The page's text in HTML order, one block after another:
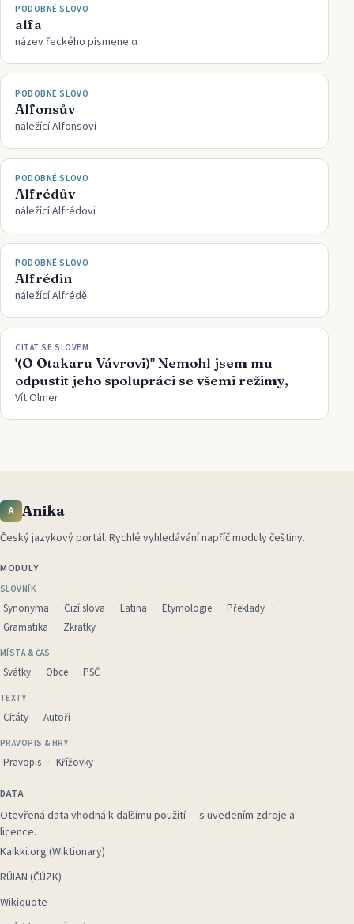
PODOBNÉ SLOVO
alfa
název řeckého písmene α
PODOBNÉ SLOVO
Alfonsův
náležící Alfonsovi
PODOBNÉ SLOVO
Alfrédův
náležící Alfrédovi
PODOBNÉ SLOVO
Alfrédin
náležící Alfrédě
CITÁT SE SLOVEM
'(O Otakaru Vávrovi)'' Nemohl jsem mu
odpustit jeho spolupráci se všemi režimy,
Vít Olmer
A Anika
Český jazykový portál. Rychlé vyhledávání napříč moduly češtiny.
MODULY
SLOVNÍK
Synonyma Cizí slova Latina Etymologie
Překlady
Gramatika
Zkratky
MÍSTA & ČAS
Svátky Obce PSČ
TEXTY
Citáty Autoři
PRAVOPIS & HRY
Pravopis Křížovky
DATA
Otevřená data vhodná k dalšímu použití — s uvedením zdroje a
licence.
Kaikki.org (Wiktionary)
RÚIAN (ČÚZK)
Wikiquote